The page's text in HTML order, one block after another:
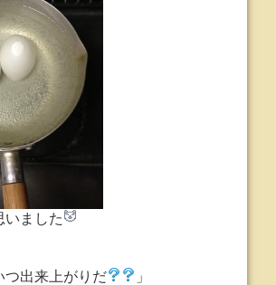
いました
つ出来上がりだ
」